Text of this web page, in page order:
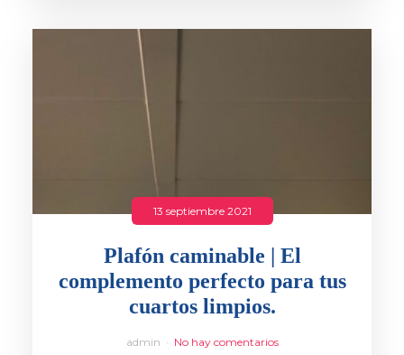
13 septiembre 2021
Plafón caminable | El
complemento perfecto para tus
cuartos limpios.
admin No hay comentarios